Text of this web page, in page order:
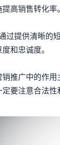
高销售转化率
过提供清晰的
和忠诚度。
推广中的作
要注意合法性